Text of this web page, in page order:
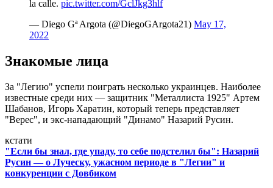
la calle. pic.twitter.com/GclJkg3hlf
— Diego Gª Argota (@DiegoGArgota21) May 17,
2022
Знакомые лица
За "Легию" успели поиграть несколько украинцев. Наиболее
известные среди них — защитник "Металлиста 1925" Артем
Шабанов, Игорь Харатин, который теперь представляет
"Верес", и экс-нападающий "Динамо" Назарий Русин.
кстати
"Если бы знал, где упаду, то себе подстелил бы": Назарий
Русин — о Луческу, ужасном периоде в "Легии" и
конкуренции с Довбиком